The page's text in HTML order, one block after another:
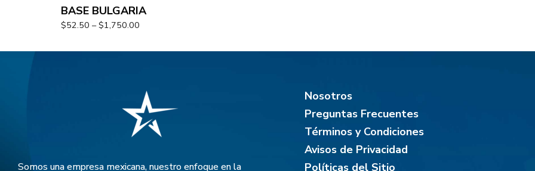
BASE BULGARIA
$52.50 – $1,750.00
Somos una empresa mexicana, nuestro enfoque en la
Nosotros
Preguntas Frecuentes
Términos y Condiciones
Avisos de Privacidad
Políticas del Sitio